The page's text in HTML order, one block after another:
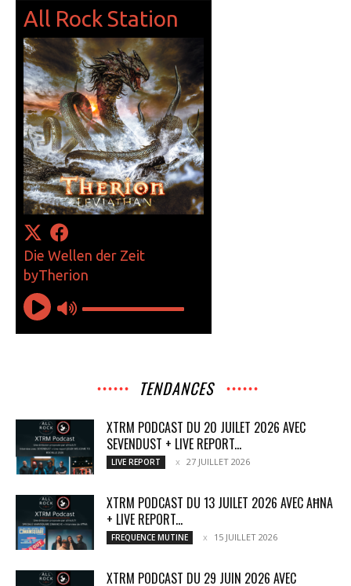
TENDANCES
XTRM PODCAST DU 20 JUILET 2026 AVEC
SEVENDUST + LIVE REPORT...
LIVE REPORT 27 JUILLET 2026
XTRM PODCAST DU 13 JUILET 2026 AVEC AĦNA
+ LIVE REPORT...
FREQUENCE MUTINE 15 JUILLET 2026
XTRM PODCAST DU 29 JUIN 2026 AVEC